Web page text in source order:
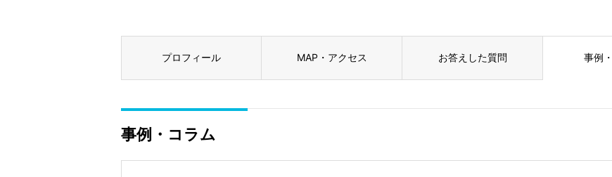
プロフィール MAP・アクセス お答えした質問 事例
事例・コラム